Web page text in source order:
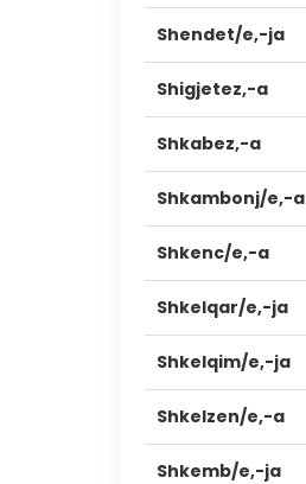
Shendet/e,-ja
Shigjetez,-a
Shkabez,-a
Shkambonj/e,-a
Shkenc/e,-a
Shkelqar/e,-ja
Shkelqim/e,-ja
Shkelzen/e,-a
Shkemb/e,-ja